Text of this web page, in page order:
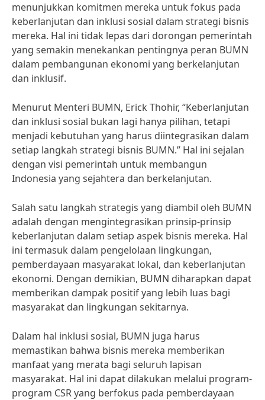
menunjukkan komitmen mereka untuk fokus pada
keberlanjutan dan inklusi sosial dalam strategi bisnis
mereka. Hal ini tidak lepas dari dorongan pemerintah
yang semakin menekankan pentingnya peran BUMN
dalam pembangunan ekonomi yang berkelanjutan
dan inklusif.
Menurut Menteri BUMN, Erick Thohir, “Keberlanjutan
dan inklusi sosial bukan lagi hanya pilihan, tetapi
menjadi kebutuhan yang harus diintegrasikan dalam
setiap langkah strategi bisnis BUMN.” Hal ini sejalan
dengan visi pemerintah untuk membangun
Indonesia yang sejahtera dan berkelanjutan.
Salah satu langkah strategis yang diambil oleh BUMN
adalah dengan mengintegrasikan prinsip-prinsip
keberlanjutan dalam setiap aspek bisnis mereka. Hal
ini termasuk dalam pengelolaan lingkungan,
pemberdayaan masyarakat lokal, dan keberlanjutan
ekonomi. Dengan demikian, BUMN diharapkan dapat
memberikan dampak positif yang lebih luas bagi
masyarakat dan lingkungan sekitarnya.
Dalam hal inklusi sosial, BUMN juga harus
memastikan bahwa bisnis mereka memberikan
manfaat yang merata bagi seluruh lapisan
masyarakat. Hal ini dapat dilakukan melalui program-
program CSR yang berfokus pada pemberdayaan